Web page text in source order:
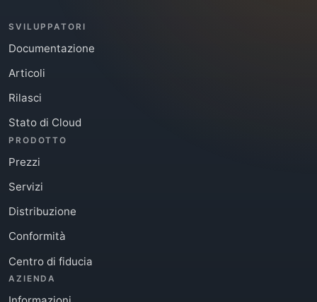
SVILUPPATORI
Documentazione
Articoli
Rilasci
Stato di Cloud
PRODOTTO
Prezzi
Servizi
Distribuzione
Conformità
Centro di fiducia
AZIENDA